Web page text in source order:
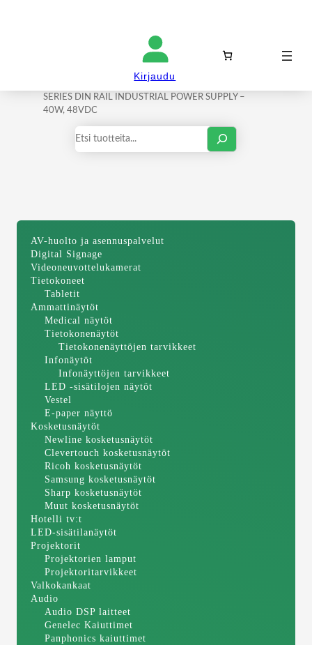
Kirjaudu
Virtalähteet
SERIES DIN RAIL INDUSTRIAL POWER SUPPLY –
40W, 48VDC
Haku
AV-huolto ja asennuspalvelut
Digital Signage
Videoneuvottelukamerat
Tietokoneet
Tabletit
Ammattinäytöt
Medical näytöt
Tietokonenäytöt
Tietokonenäyttöjen tarvikkeet
Infonäytöt
Infonäyttöjen tarvikkeet
LED -sisätilojen näytöt
Vestel
E-paper näyttö
Kosketusnäytöt
Newline kosketusnäytöt
Clevertouch kosketusnäytöt
Ricoh kosketusnäytöt
Samsung kosketusnäytöt
Sharp kosketusnäytöt
Muut kosketusnäytöt
Hotelli tv:t
LED-sisätilanäytöt
Projektorit
Projektorien lamput
Projektoritarvikkeet
Valkokankaat
Audio
Audio DSP laitteet
Genelec Kaiuttimet
Panphonics kaiuttimet